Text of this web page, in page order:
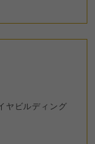
ビルディング